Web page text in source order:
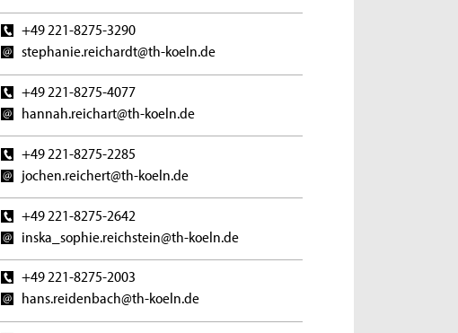
+49 221-8275-3290
stephanie.reichardt@th-koeln.de
+49 221-8275-4077
hannah.reichart@th-koeln.de
+49 221-8275-2285
jochen.reichert@th-koeln.de
+49 221-8275-2642
inska_sophie.reichstein@th-koeln.de
+49 221-8275-2003
hans.reidenbach@th-koeln.de